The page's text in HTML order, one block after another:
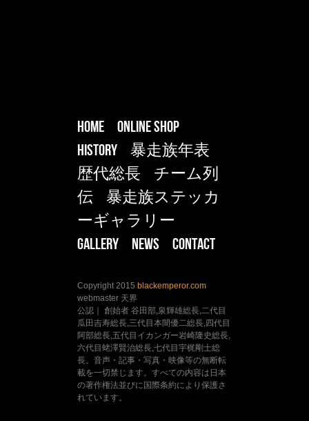
HOME
ONLINE SHOP
HISTORY
暴走族年表
歴代総長
チーム列
伝
暴走族ステッカ
ーギャラリー
Gallery
NEWS CONTACT
Copyright 2015 blackemperor.com
webmaster 天界
公認｜ 創始者 谷田部,泉輝雄総長,二代目
瓜田吉寿総長,三代目本間優二総長,四代目
阿部総長,五代目イカンガー岩崎隆史総長,
六代目蛯澤賢治総長,七代目宇梶剛士総
長。音声・記事・写真・映像等の無断転
載を一切禁じます。すべての内容は日本
の著作権法並びに国際条約により保護さ
れています。